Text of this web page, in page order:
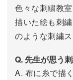
色々な刺繍教
描いた絵も刺
のような刺繍
Q. 先生が思う
A. 布に糸で描